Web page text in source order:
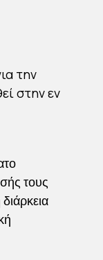
την
στην εν
τους